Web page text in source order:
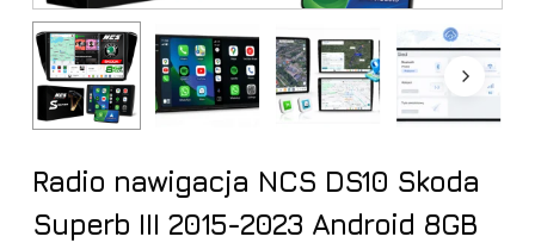
Radio nawigacja NCS DS10 Skoda
Superb III 2015-2023 Android 8GB